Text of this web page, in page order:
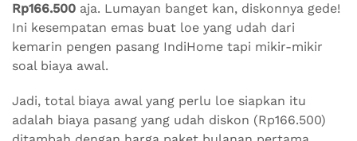
Rp166.500 aja. Lumayan banget kan, diskonnya gede!
Ini kesempatan emas buat loe yang udah dari
kemarin pengen pasang IndiHome tapi mikir-mikir
soal biaya awal.
Jadi, total biaya awal yang perlu loe siapkan itu
adalah biaya pasang yang udah diskon (Rp166.500)